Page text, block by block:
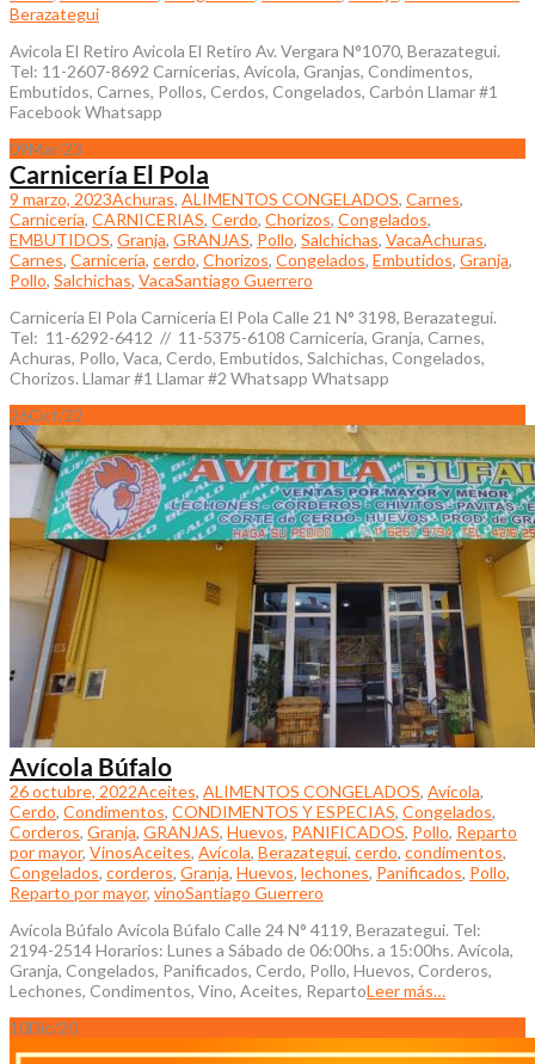
Berazategui
Avicola El Retiro Avicola El Retiro Av. Vergara N°1070, Berazategui.
Tel: 11-2607-8692 Carnicerias, Avícola, Granjas, Condimentos,
Embutidos, Carnes, Pollos, Cerdos, Congelados, Carbón Llamar #1
Facebook Whatsapp
09Mar/23
Carnicería El Pola
9 marzo, 2023Achuras, ALIMENTOS CONGELADOS, Carnes,
Carnicería, CARNICERIAS, Cerdo, Chorizos, Congelados,
EMBUTIDOS, Granja, GRANJAS, Pollo, Salchichas, VacaAchuras,
Carnes, Carnicería, cerdo, Chorizos, Congelados, Embutidos, Granja,
Pollo, Salchichas, VacaSantiago Guerrero
Carnicería El Pola Carnicería El Pola Calle 21 N° 3198, Berazategui.
Tel: 11-6292-6412 // 11-5375-6108 Carnicería, Granja, Carnes,
Achuras, Pollo, Vaca, Cerdo, Embutidos, Salchichas, Congelados,
Chorizos. Llamar #1 Llamar #2 Whatsapp Whatsapp
26Oct/22
Avícola Búfalo
26 octubre, 2022Aceites, ALIMENTOS CONGELADOS, Avícola,
Cerdo, Condimentos, CONDIMENTOS Y ESPECIAS, Congelados,
Corderos, Granja, GRANJAS, Huevos, PANIFICADOS, Pollo, Reparto
por mayor, VinosAceites, Avícola, Berazategui, cerdo, condimentos,
Congelados, corderos, Granja, Huevos, lechones, Panificados, Pollo,
Reparto por mayor, vinoSantiago Guerrero
Avícola Búfalo Avícola Búfalo Calle 24 N° 4119, Berazategui. Tel:
2194-2514 Horarios: Lunes a Sábado de 06:00hs. a 15:00hs. Avícola,
Granja, Congelados, Panificados, Cerdo, Pollo, Huevos, Corderos,
Lechones, Condimentos, Vino, Aceites, RepartoLeer más…
10Dic/20